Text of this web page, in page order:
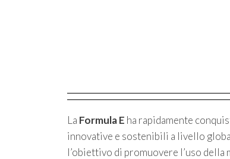
La Formula E ha rapidamente
innovative e sostenibili a livello
l’obiettivo di promuovere l’uso